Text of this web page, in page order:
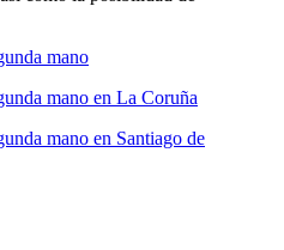
mano
mano en La Coruña
mano en Santiago de